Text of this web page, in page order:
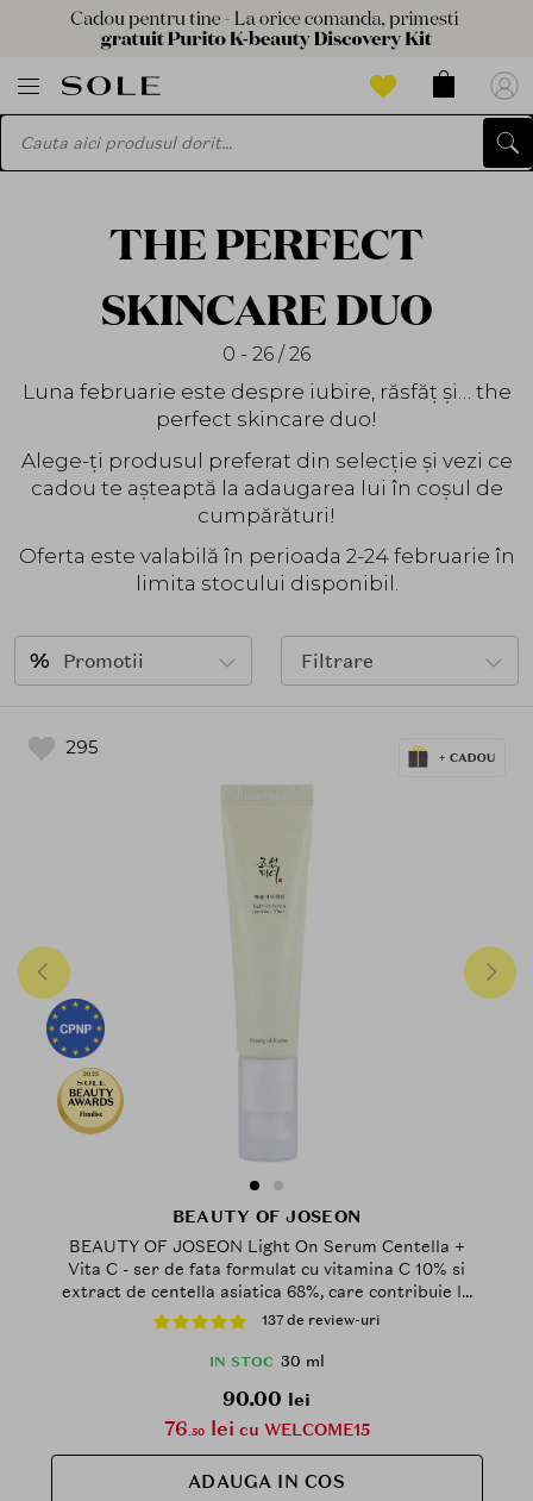
THE PERFECT
SKINCARE DUO
0 - 26 / 26
Luna februarie este despre iubire, răsfăț și… the
perfect skincare duo!
Alege-ți produsul preferat din selecție și vezi ce
cadou te așteaptă la adaugarea lui în coșul de
cumpărături!
Oferta este valabilă în perioada 2-24 februarie în
limita stocului disponibil.
Promotii Filtrare
295
2025
Finalist
BEAUTY OF JOSEON
BEAUTY OF JOSEON Light On Serum Centella +
Vita C - ser de fata formulat cu vitamina C 10% si
extract de centella asiatica 68%, care contribuie la
iluminarea pielii si la mentinerea confortului cutanat
- 30 ml
137 de review-uri
IN STOC 30 ml
90.00 lei
76.50lei cu WELCOME15
ADAUGA IN COS